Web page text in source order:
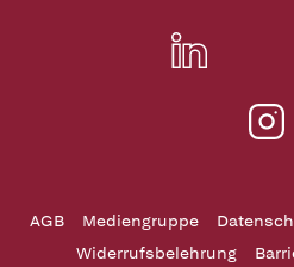
AGB Mediengruppe
Widerrufsbelehrung